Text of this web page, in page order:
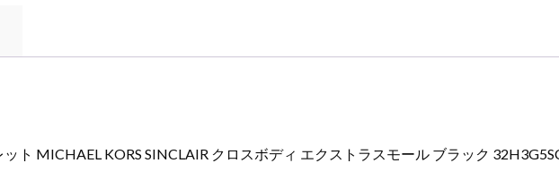
ト MICHAEL KORS SINCLAIR クロスボディ エクストラスモール ブラック